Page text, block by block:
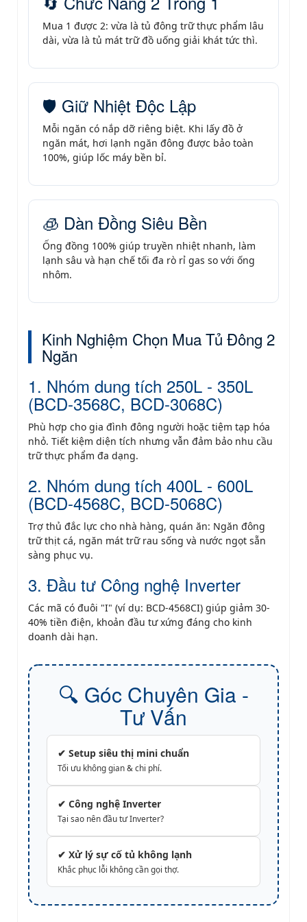
Mua 1 được 2: vừa là tủ đông trữ thực phẩm lâu
dài, vừa là tủ mát trữ đồ uống giải khát tức thì.
🛡️ Giữ Nhiệt Độc Lập
Mỗi ngăn có nắp dỡ riêng biệt. Khi lấy đồ ở
ngăn mát, hơi lạnh ngăn đông được bảo toàn
100%, giúp lốc máy bền bỉ.
🧊 Dàn Đồng Siêu Bền
Ống đồng 100% giúp truyền nhiệt nhanh, làm
lạnh sâu và hạn chế tối đa rò rỉ gas so với ống
nhôm.
Kinh Nghiệm Chọn Mua Tủ Đông 2
Ngăn
1. Nhóm dung tích 250L - 350L
(BCD-3568C, BCD-3068C)
Phù hợp cho gia đình đông người hoặc tiệm tạp hóa
nhỏ. Tiết kiệm diện tích nhưng vẫn đảm bảo nhu cầu
trữ thực phẩm đa dạng.
2. Nhóm dung tích 400L - 600L
(BCD-4568C, BCD-5068C)
Trợ thủ đắc lực cho nhà hàng, quán ăn: Ngăn đông
trữ thịt cá, ngăn mát trữ rau sống và nước ngọt sẵn
sàng phục vụ.
3. Đầu tư Công nghệ Inverter
Các mã có đuôi "I" (ví dụ: BCD-4568CI) giúp giảm 30-
40% tiền điện, khoản đầu tư xứng đáng cho kinh
doanh dài hạn.
🔍 Góc Chuyên Gia -
Tư Vấn
✔ Setup siêu thị mini chuẩn
Tối ưu không gian & chi phí.
✔ Công nghệ Inverter
Tại sao nên đầu tư Inverter?
✔ Xử lý sự cố tủ không lạnh
Khắc phục lỗi không cần gọi thợ.